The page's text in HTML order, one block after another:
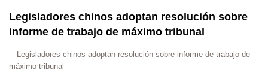
Legisladores chinos adoptan resolución sobre
informe de trabajo de máximo tribunal
Legisladores chinos adoptan resolución sobre informe de trabajo de
máximo tribunal